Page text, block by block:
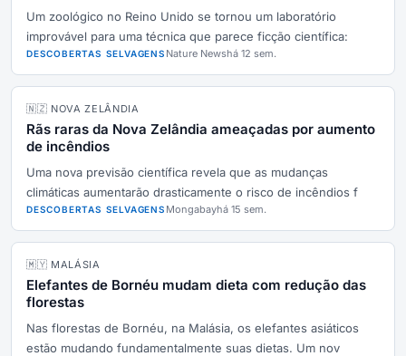
Um zoológico no Reino Unido se tornou um laboratório
improvável para uma técnica que parece ficção científica:
DESCOBERTAS SELVAGENS Nature Newshá 12 sem.
🇳🇿 NOVA ZELÂNDIA
Rãs raras da Nova Zelândia ameaçadas por aumento
de incêndios
Uma nova previsão científica revela que as mudanças
climáticas aumentarão drasticamente o risco de incêndios f
DESCOBERTAS SELVAGENS Mongabayhá 15 sem.
🇲🇾 MALÁSIA
Elefantes de Bornéu mudam dieta com redução das
florestas
Nas florestas de Bornéu, na Malásia, os elefantes asiáticos
estão mudando fundamentalmente suas dietas. Um nov